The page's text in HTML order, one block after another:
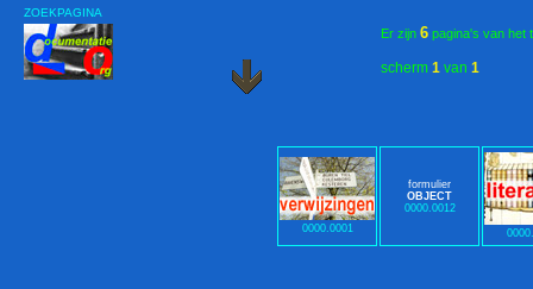
ZOEKPAGINA
Er zijn 6 pagina's van het
0000.0001
formulier
OBJECT
0000.0012
scherm 1 van 1